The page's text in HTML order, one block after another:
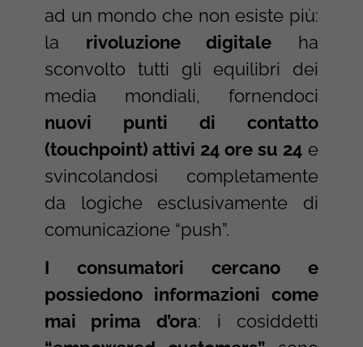
ad un mondo che non esiste più:
la rivoluzione digitale ha
sconvolto tutti gli equilibri dei
media mondiali, fornendoci
nuovi punti di contatto
(touchpoint) attivi 24 ore su 24 e
svincolandosi completamente
da logiche esclusivamente di
comunicazione “push”.
I consumatori cercano e
possiedono informazioni come
mai prima d’ora: i cosiddetti